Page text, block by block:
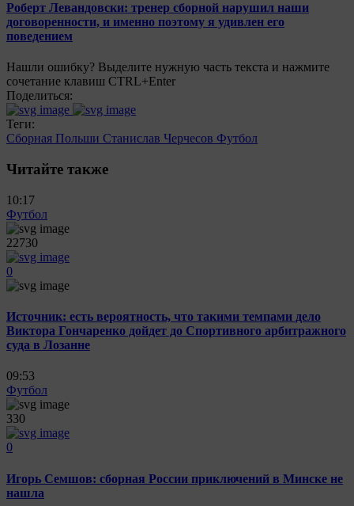
Роберт Левандовски: тренер сборной нарушил наши
договоренности, и именно поэтому я удивлен его
поведением
Нашли ошибку? Выделите нужную часть текста и нажмите
сочетание клавиш CTRL+Enter
Поделиться:
Теги:
Сборная Польши Станислав Черчесов Футбол
Читайте также
10:17
Футбол
22730
0
Источник: есть вероятность, что такими темпами дело
Виктора Гончаренко дойдет до Спортивного арбитражного
суда в Лозанне
09:53
Футбол
330
0
Игорь Семшов: сборная России приключений в Минске не
нашла